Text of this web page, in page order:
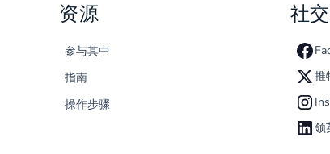
资源
参与其中
指南
操作步骤
社交
推
领